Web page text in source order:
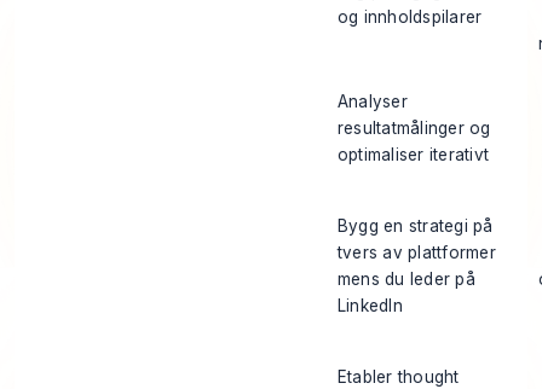
og innholdspilarer
Analyser
resultatmålinger og
optimaliser iterativt
Bygg en strategi på
tvers av plattformer
mens du leder på
LinkedIn
Etabler thought